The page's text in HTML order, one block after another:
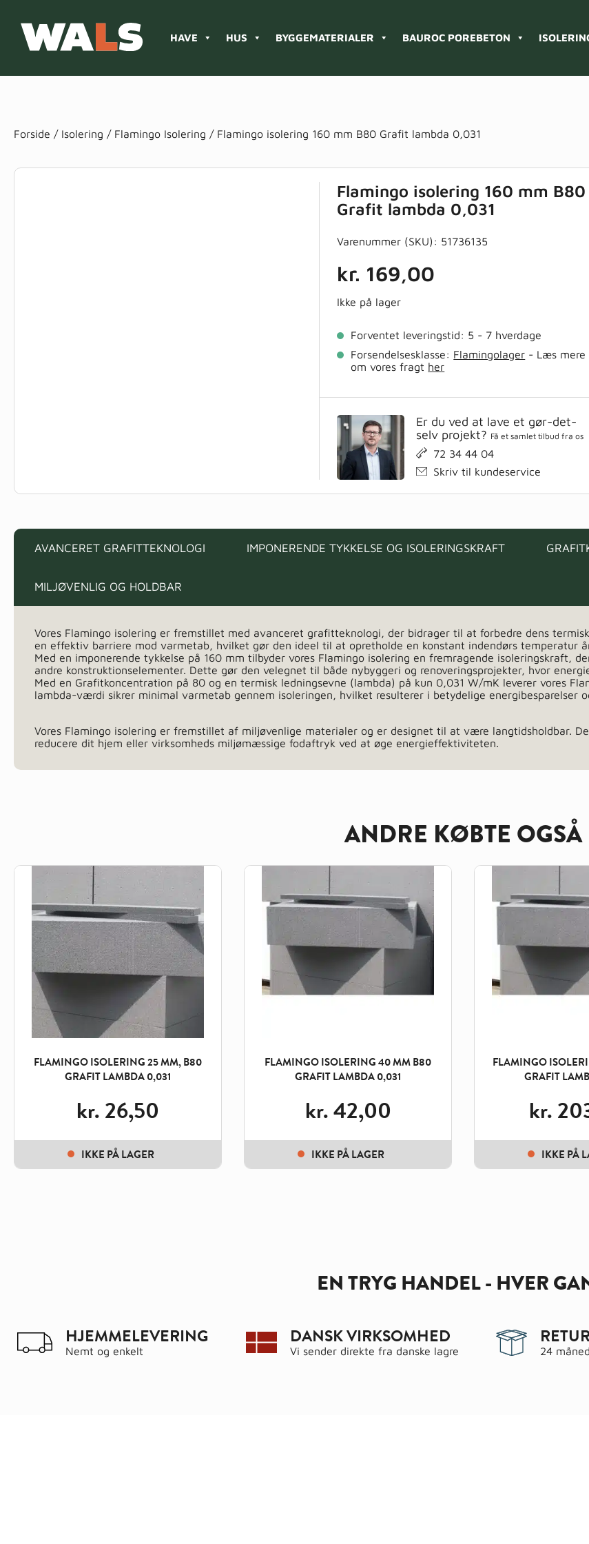
HAVE HUS BYGGEMATERIALER BAUROC POREBETON
Forside / Isolering / Flamingo Isolering / Flamingo isolering 160 mm B80 Grafit lambda 0,031
Flamingo isolering 160 mm B80
Grafit lambda 0,031
Varenummer (SKU): 51736135
kr. 169,00
Ikke på lager
Forventet leveringstid: 5 - 7 hverdage
Forsendelsesklasse: Flamingolager - Læs mere
om vores fragt her
Er du ved at lave et gør-det-
selv projekt? Få et samlet tilbud fra os
72 34 44 04
Skriv til kundeservice
AVANCERET GRAFITTEKNOLOGI IMPONERENDE TYKKELSE OG ISOLERINGSKRAFT
MILJØVENLIG OG HOLDBAR
Vores Flamingo isolering er fremstillet med avanceret grafitteknologi, der bidrager til at forbedre dens
en effektiv barriere mod varmetab, hvilket gør den ideel til at opretholde en konstant indendørs temperatur
Med en imponerende tykkelse på 160 mm tilbyder vores Flamingo isolering en fremragende isoleringskraft,
andre konstruktionselementer. Dette gør den velegnet til både nybyggeri og renoveringsprojekter, hvor
Med en Grafitkoncentration på 80 og en termisk ledningsevne (lambda) på kun 0,031 W/mK leverer vores
lambda-værdi sikrer minimal varmetab gennem isoleringen, hvilket resulterer i betydelige energibesparelser
Vores Flamingo isolering er fremstillet af miljøvenlige materialer og er designet til at være langtidsholdbar.
reducere dit hjem eller virksomheds miljømæssige fodaftryk ved at øge energieffektiviteten.
ANDRE KØBTE OGSÅ
FLAMINGO ISOLERING 25 MM, B80
GRAFIT LAMBDA 0,031
kr.26,50
IKKE PÅ LAGER
FLAMINGO ISOLERING 40 MM B80
GRAFIT LAMBDA 0,031
kr.42,00
IKKE PÅ LAGER
FLAMINGO
GRAFIT
kr.
IKKE PÅ
EN TRYG HANDEL - HVER
HJEMMELEVERING
Nemt og enkelt
DANSK VIRKSOMHED
Vi sender direkte fra danske lagre 24